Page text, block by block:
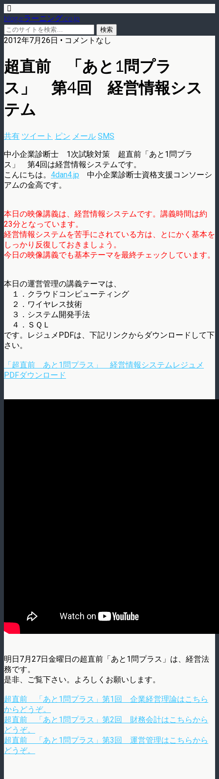
blog.eラーニング.co.jp
2012年7月26日 • コメントなし
超直前 「あと1問プラ
ス」 第4回 経営情報シス
テム
共有 ツイート ピン メール SMS
中小企業診断士 1次試験対策 超直前「あと1問プラ
ス」 第4回は経営情報システムです。
こんにちは。 4dan4.jp 中小企業診断士資格支援コンソーシ
アムの金高です。
本日の映像講義は、経営情報システムです。講義時間は約
23分となっています。
経営情報システムを苦手にされている方は、とにかく基本を
しっかり反復しておきましょう。
今日の映像講義でも基本テーマを最終チェックしています。
本日の運営管理の講義テーマは、
１．クラウドコンピューティング
２．ワイヤレス技術
３．システム開発手法
４．ＳＱＬ
です。レジュメPDFは、下記リンクからダウンロードして下
さい。
「超直前 あと1問プラス」 経営情報システムレジュメ
PDFダウンロード
明日7月27日金曜日の超直前「あと1問プラス」は、経営法
務です。
是非、ご覧下さい。よろしくお願いします。
超直前 「あと1問プラス」第1回 企業経営理論はこちら
からどうぞ。
超直前 「あと1問プラス」第2回 財務会計はこちらから
どうぞ。
超直前 「あと1問プラス」第3回 運営管理はこちらから
どうぞ。